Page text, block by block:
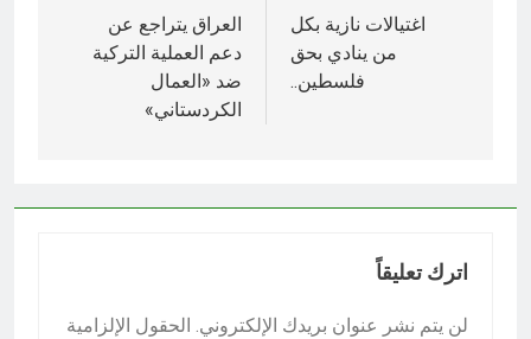
المقالات
اغتيالات نازية بكل
من ينادي بحق
فلسطين..
العراق يتراجع عن
دعم العملية التركية
ضد «العمال
الكردستاني»
اترك تعليقاً
لن يتم نشر عنوان بريدك الإلكتروني. الحقول الإلزامية